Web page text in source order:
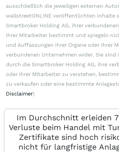
ausschließlich die jeweiligen externen
wallstreetONLINE veröffentlichten Inhalte
Smartbroker Holding AG, ihrer
ihrer Mitarbeiter bestimmt und spiegeln
und Auffassungen ihrer Organe oder ihrer
verbundenen Unternehmen wider. Sie
durch die Smartbroker Holding AG, ihre
oder ihrer Mitarbeiter zu verstehen,
zu verkaufen oder eine bestimmte
Disclaimer)
Im Durchschnitt erleiden
Verluste beim Handel mit
Zertifikate sind hoch
nicht für langfristige